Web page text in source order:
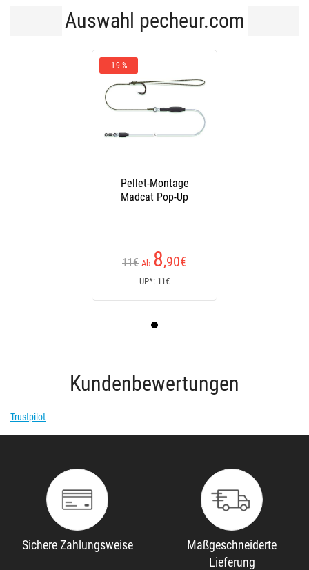
Auswahl pecheur.com
-19 %
Pellet-Montage
Madcat Pop-Up
11€ Ab 8,90€
UP*: 11€
Kundenbewertungen
Trustpilot
Sichere Zahlungsweise
Maßgeschneiderte
Lieferung